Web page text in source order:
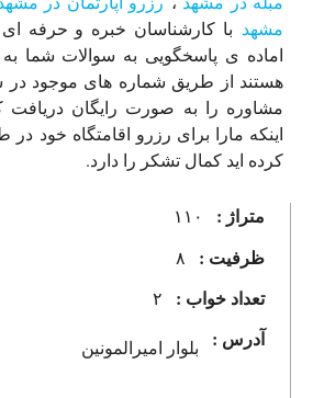
مشهد با کارشناسان خبره و حرفه
اماده ی پاسخگویی به سوالات شما
هستند از طریق شماره های موجود در
مشاوره را به صورت رایگان دریافت
اینکه مارا برای رزرو اقامتگاه خود
کرده اید کمال تشکر را دارد.
متراژ : ۱۱۰
ظرفیت : ۸
تعداد خواب : ۲
آدرس : بلوار امیرالمونین